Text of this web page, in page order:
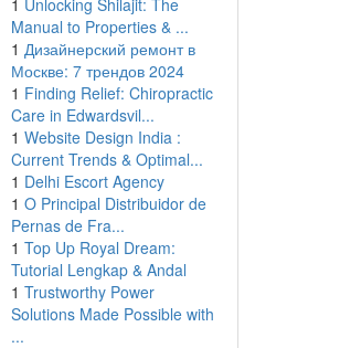
1 Unlocking Shilajit: The
Manual to Properties & ...
1 Дизайнерский ремонт в
Москве: 7 трендов 2024
1 Finding Relief: Chiropractic
Care in Edwardsvil...
1 Website Design India :
Current Trends & Optimal...
1 Delhi Escort Agency
1 O Principal Distribuidor de
Pernas de Fra...
1 Top Up Royal Dream:
Tutorial Lengkap & Andal
1 Trustworthy Power
Solutions Made Possible with
...